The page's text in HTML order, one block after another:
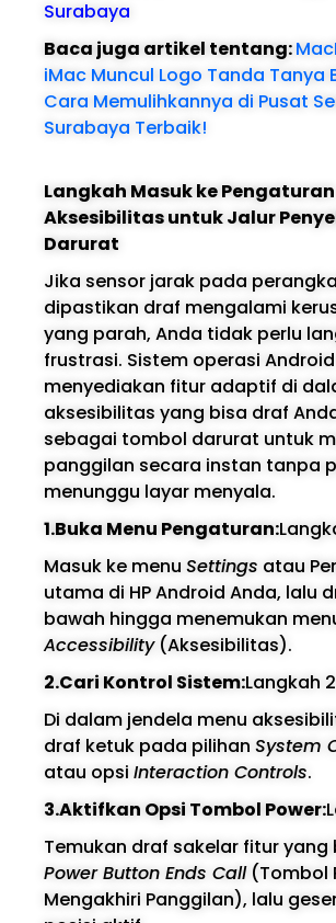
Surabaya
Baca juga artikel tentang:
iMac Muncul Logo Tanda Tanya
Cara Memulihkannya di Pusat
Surabaya Terbaik!
Langkah Masuk ke Pengaturan
Aksesibilitas untuk Jalur
Darurat
Jika sensor jarak pada
dipastikan draf mengalami
yang parah, Anda tidak perlu
frustrasi. Sistem operasi Android
menyediakan fitur adaptif di
aksesibilitas yang bisa draf
sebagai tombol darurat untuk
panggilan secara instan tanpa
menunggu layar menyala.
1.Buka Menu Pengaturan:
Masuk ke menu Settings atau
utama di HP Android Anda, lalu
bawah hingga menemukan
Accessibility(Aksesibilitas).
2.Cari Kontrol Sistem:Langkah
Di dalam jendela menu
draf ketuk pada pilihan System
atau opsi Interaction Controls.
3.Aktifkan Opsi Tombol Power:
Temukan draf sakelar fitur yang
Power Button Ends Call(Tombol
Mengakhiri Panggilan), lalu